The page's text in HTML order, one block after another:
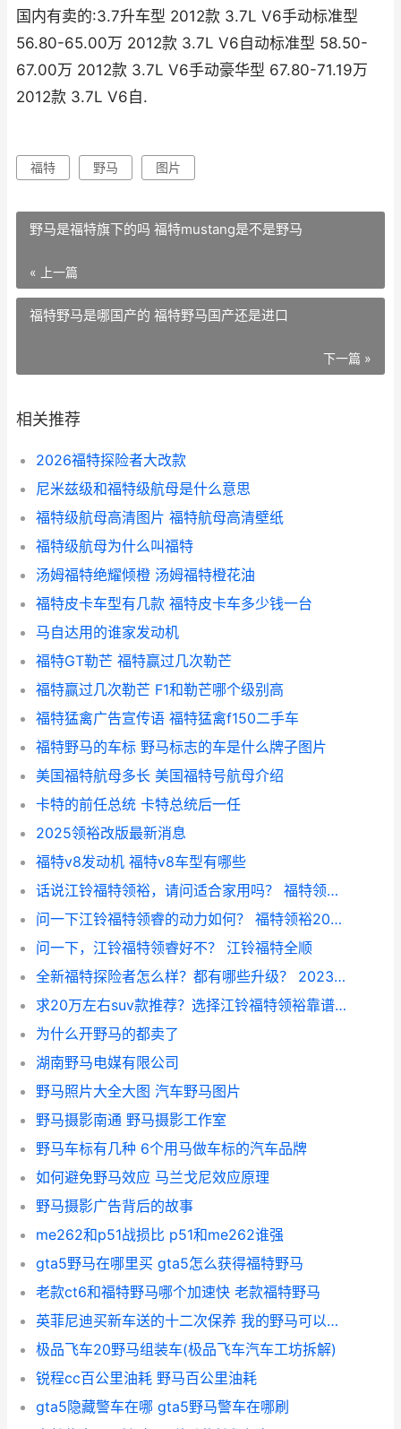
国内有卖的:3.7升车型 2012款 3.7L V6手动标准型
56.80-65.00万 2012款 3.7L V6自动标准型 58.50-
67.00万 2012款 3.7L V6手动豪华型 67.80-71.19万
2012款 3.7L V6自.
福特 野马 图片
野马是福特旗下的吗 福特mustang是不是野马
« 上一篇
福特野马是哪国产的 福特野马国产还是进口
下一篇 »
相关推荐
2026福特探险者大改款
尼米兹级和福特级航母是什么意思
福特级航母高清图片 福特航母高清壁纸
福特级航母为什么叫福特
汤姆福特绝耀倾橙 汤姆福特橙花油
福特皮卡车型有几款 福特皮卡车多少钱一台
马自达用的谁家发动机
福特GT勒芒 福特赢过几次勒芒
福特赢过几次勒芒 F1和勒芒哪个级别高
福特猛禽广告宣传语 福特猛禽f150二手车
福特野马的车标 野马标志的车是什么牌子图片
美国福特航母多长 美国福特号航母介绍
卡特的前任总统 卡特总统后一任
2025领裕改版最新消息
福特v8发动机 福特v8车型有哪些
话说江铃福特领裕，请问适合家用吗？ 福特领裕2022款
问一下江铃福特领睿的动力如何？ 福特领裕2022款
问一下，江铃福特领睿好不？ 江铃福特全顺
全新福特探险者怎么样？都有哪些升级？ 2023款福特探险者
求20万左右suv款推荐？选择江铃福特领裕靠谱吗？ 落地20万的suv哪个好
为什么开野马的都卖了
湖南野马电媒有限公司
野马照片大全大图 汽车野马图片
野马摄影南通 野马摄影工作室
野马车标有几种 6个用马做车标的汽车品牌
如何避免野马效应 马兰戈尼效应原理
野马摄影广告背后的故事
me262和p51战损比 p51和me262谁强
gta5野马在哪里买 gta5怎么获得福特野马
老款ct6和福特野马哪个加速快 老款福特野马
英菲尼迪买新车送的十二次保养 我的野马可以去用吗？ 英菲尼迪ex35底盘好吗
极品飞车20野马组装车(极品飞车汽车工坊拆解)
锐程cc百公里油耗 野马百公里油耗
gta5隐藏警车在哪 gta5野马警车在哪刷